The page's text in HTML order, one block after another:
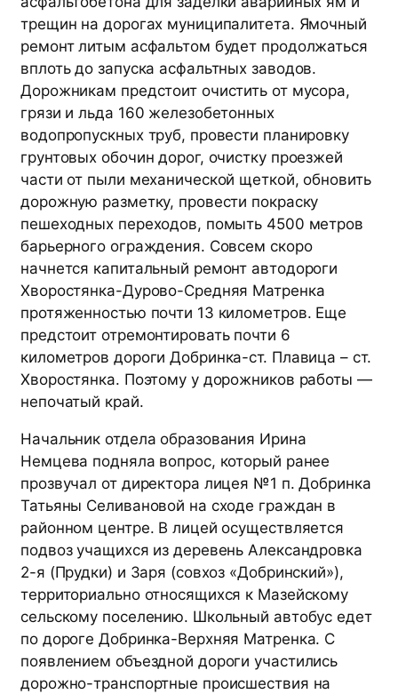
трещин на дорогах муниципалитета. Ямочный
ремонт литым асфальтом будет продолжаться
вплоть до запуска асфальтных заводов.
Дорожникам предстоит очистить от мусора,
грязи и льда 160 железобетонных
водопропускных труб, провести планировку
грунтовых обочин дорог, очистку проезжей
части от пыли механической щеткой, обновить
дорожную разметку, провести покраску
пешеходных переходов, помыть 4500 метров
барьерного ограждения. Совсем скоро
начнется капитальный ремонт автодороги
Хворостянка-Дурово-Средняя Матренка
протяженностью почти 13 километров. Еще
предстоит отремонтировать почти 6
километров дороги Добринка-ст. Плавица – ст.
Хворостянка. Поэтому у дорожников работы —
непочатый край.
Начальник отдела образования Ирина
Немцева подняла вопрос, который ранее
прозвучал от директора лицея №1 п. Добринка
Татьяны Селивановой на сходе граждан в
районном центре. В лицей осуществляется
подвоз учащихся из деревень Александровка
2-я (Прудки) и Заря (совхоз «Добринский»),
территориально относящихся к Мазейскому
сельскому поселению. Школьный автобус едет
по дороге Добринка-Верхняя Матренка. С
появлением объездной дороги участились
дорожно-транспортные происшествия на